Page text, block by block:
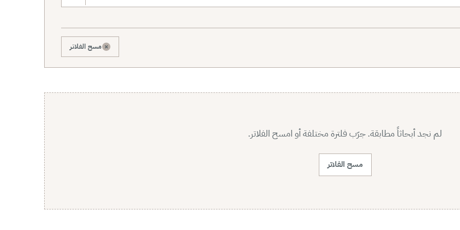
× مسح الفلاتر
لم نجد أبحاثاً مطابقة. جرّب فلترة مختلفة أو امسح الفلاتر.
مسح الفلاتر